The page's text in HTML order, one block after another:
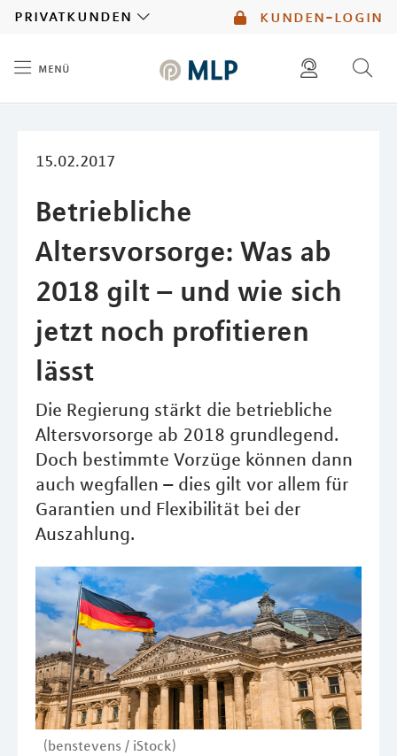
kunden-login
privatkunden
menü
15.02.2017
Betriebliche
Altersvorsorge: Was ab
2018 gilt – und wie sich
jetzt noch profitieren
lässt
Die Regierung stärkt die betriebliche
Altersvorsorge ab 2018 grundlegend.
Doch bestimmte Vorzüge können dann
auch wegfallen – dies gilt vor allem für
Garantien und Flexibilität bei der
Auszahlung.
(benstevens / iStock)